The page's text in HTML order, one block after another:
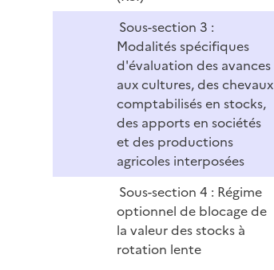
Sous-section 3 :
Modalités spécifiques
d'évaluation des avances
aux cultures, des chevaux
comptabilisés en stocks,
des apports en sociétés
et des productions
agricoles interposées
Sous-section 4 : Régime
optionnel de blocage de
la valeur des stocks à
rotation lente